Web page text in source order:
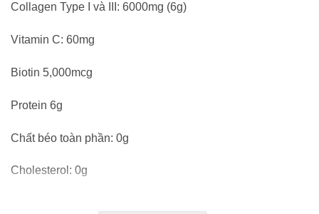
Collagen Type I và III: 6000mg (6g)
Vitamin C: 60mg
Biotin 5,000mcg
Protein 6g
Chất béo toàn phần: 0g
Cholesterol: 0g